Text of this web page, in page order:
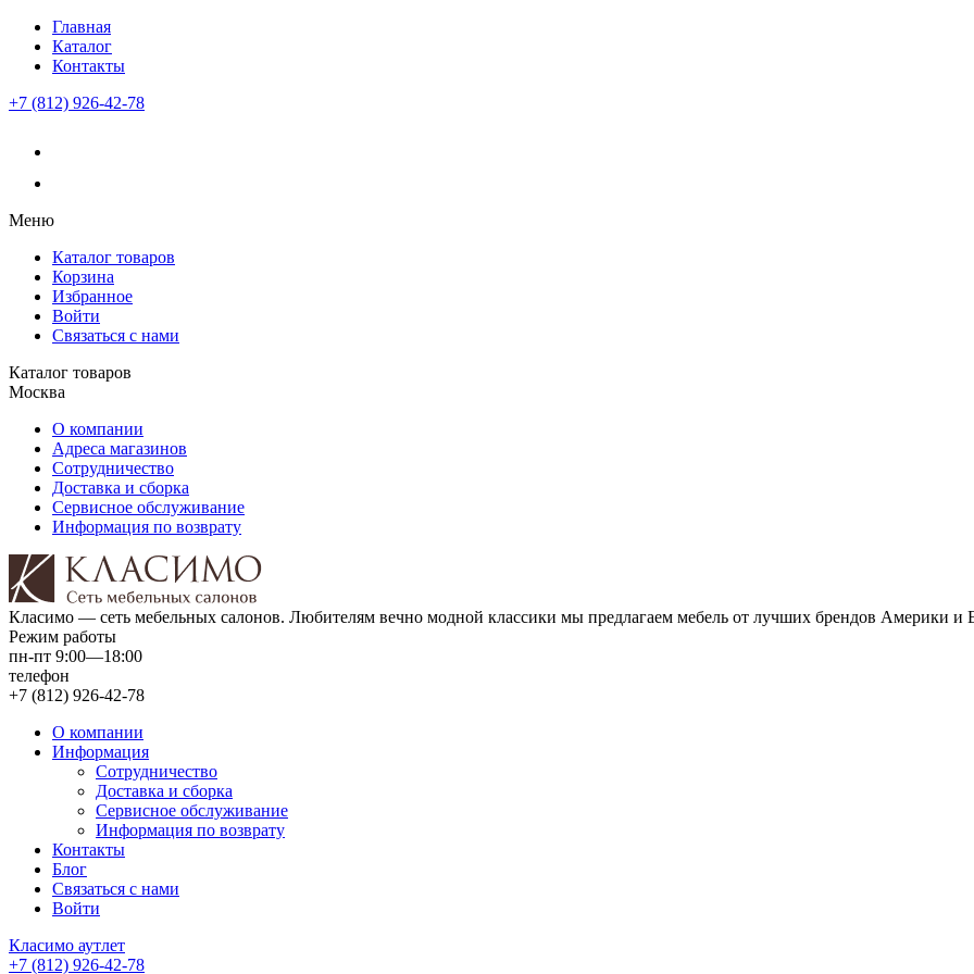
Главная
Каталог
Контакты
+7 (812) 926-42-78
Меню
Каталог товаров
Корзина
Избранное
Войти
Связаться с нами
Каталог товаров
Москва
О компании
Адреса магазинов
Сотрудничество
Доставка и сборка
Сервисное обслуживание
Информация по возврату
Класимо — cеть мебельных салонов. Любителям вечно модной классики мы предлагаем мебель от лучших брендов Америки и
Режим работы
пн-пт 9:00—18:00
телефон
+7 (812) 926-42-78
О компании
Информация
Сотрудничество
Доставка и сборка
Сервисное обслуживание
Информация по возврату
Контакты
Блог
Связаться с нами
Войти
Класимо аутлет
+7 (812) 926-42-78